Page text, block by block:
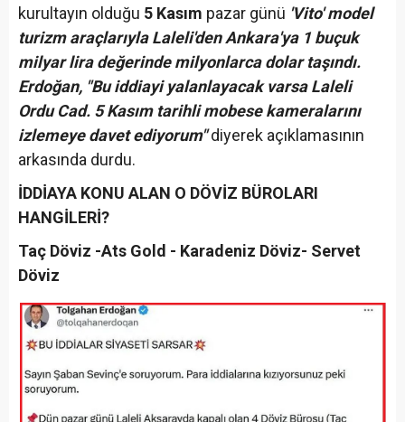
kurultayın olduğu 5 Kasım pazar günü 'Vito' model
turizm araçlarıyla Laleli'den Ankara'ya 1 buçuk
milyar lira değerinde milyonlarca dolar taşındı.
Erdoğan, "Bu iddiayi yalanlayacak varsa Laleli
Ordu Cad. 5 Kasım tarihli mobese kameralarını
izlemeye davet ediyorum"diyerek açıklamasının
arkasında durdu.
İDDİAYA KONU ALAN O DÖVİZ BÜROLARI
HANGİLERİ?
Taç Döviz -Ats Gold - Karadeniz Döviz- Servet
Döviz